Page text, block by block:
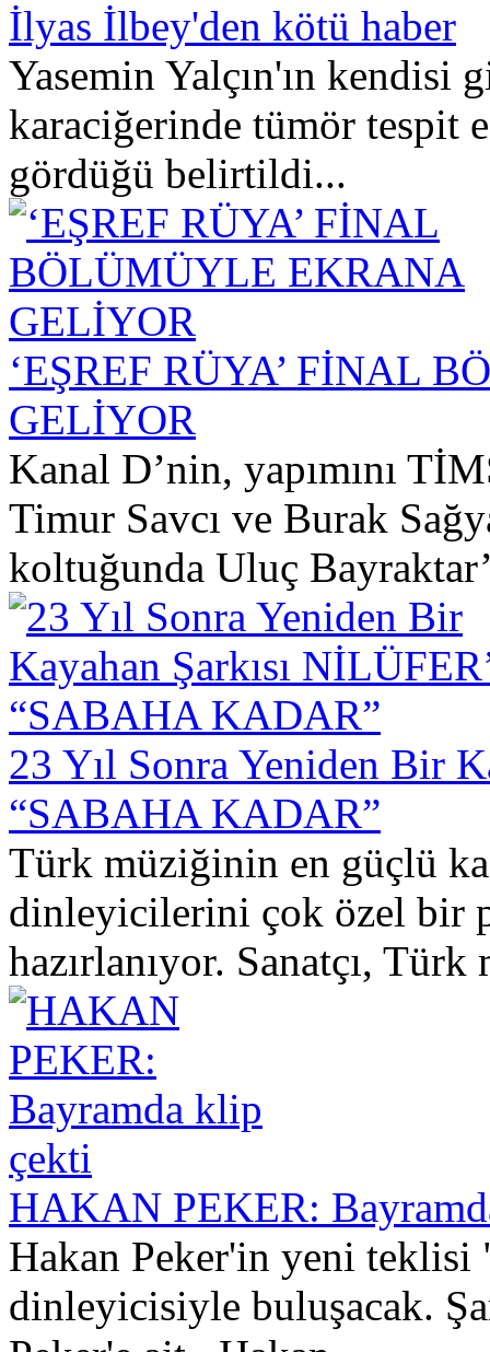
İlyas İlbey'den kötü haber
Yasemin Yalçın'ın
karaciğerinde tümör tespit
gördüğü belirtildi...
‘EŞREF RÜYA’ FİNAL
GELİYOR
Kanal D’nin, yapımını
Timur Savcı ve Burak
koltuğunda Uluç
23 Yıl Sonra Yeniden Bir
“SABAHA KADAR”
Türk müziğinin en güçlü
dinleyicilerini çok özel bir
hazırlanıyor. Sanatçı,
HAKAN PEKER:
Hakan Peker'in yeni teklisi
dinleyicisiyle buluşacak.